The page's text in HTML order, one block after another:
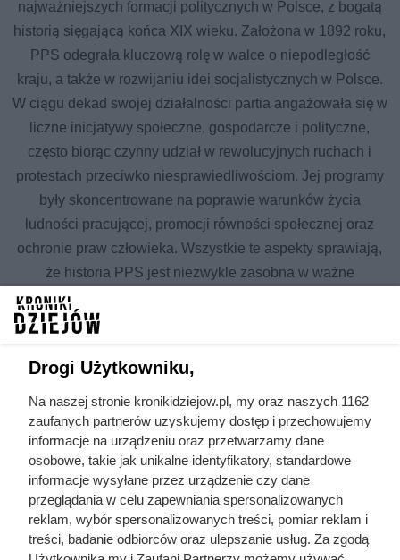
najważniejszych formacji politycznych w Polsce, z bogatą
historią sięgającą końca XIX wieku. Założona w 1892 roku,
PPS odegrała kluczową rolę w walce o niepodległość
kraju, a także w rozwijaniu idei socjalistycznych w Polsce.
W ciągu dekad swojej działalności partia angażowała się w
liczne inicjatywy społeczne, gospodarcze i polityczne,
często biorąc czynny udział w rewolucyjnych ruchach i
protestach przeciwko niesprawiedliwościom. Jej programy
były skoncentrowane na poprawie warunków życia
ludności pracującej, promocji równości społecznej oraz
ochronie praw człowieka. Wszystkie te aspekty sprawiają,
że historia PPS jest niezwykle zasobna w ważne
wydarzenia i postacie, które kształtowały życie polityczne i
społeczne Polski. Poniżej znajduje się lista artykułów
działalności PPS.
Wszystkie artykuły w temacie
Polska Partia Socjalistyczna - PPS
XX wiek
XX lecie
międzywojenne
politycy
historia Polski
Drogi Użytkowniku,
Na naszej stronie kronikidziejow.pl, my oraz naszych 1162
zaufanych partnerów uzyskujemy dostęp i przechowujemy
informacje na urządzeniu oraz przetwarzamy dane
osobowe, takie jak unikalne identyfikatory, standardowe
informacje wysyłane przez urządzenie czy dane
przeglądania w celu zapewniania spersonalizowanych
reklam, wybór spersonalizowanych treści, pomiar reklam i
treści, badanie odbiorców oraz ulepszanie usług. Za zgodą